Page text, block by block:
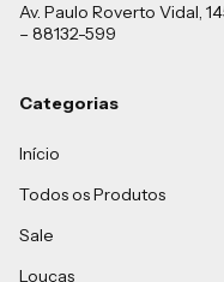
Av. Paulo Roverto Vidal,
– 88132-599
Categorias
Início
Todos os Produtos
Sale
Louças